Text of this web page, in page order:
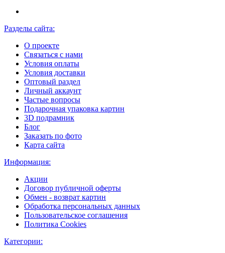
Разделы сайта:
О проекте
Связаться с нами
Условия оплаты
Условия доставки
Оптовый раздел
Личный аккаунт
Частые вопросы
Подарочная упаковка картин
3D подрамник
Блог
Заказать по фото
Карта сайта
Информация:
Акции
Договор публичной оферты
Обмен - возврат картин
Обработка персональных данных
Пользовательское соглашения
Политика Cookies
Категории: